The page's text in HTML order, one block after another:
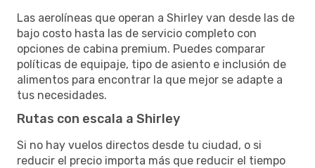
Las aerolíneas que operan a Shirley van desde las de
bajo costo hasta las de servicio completo con
opciones de cabina premium. Puedes comparar
políticas de equipaje, tipo de asiento e inclusión de
alimentos para encontrar la que mejor se adapte a
tus necesidades.
Rutas con escala a Shirley
Si no hay vuelos directos desde tu ciudad, o si
reducir el precio importa más que reducir el tiempo